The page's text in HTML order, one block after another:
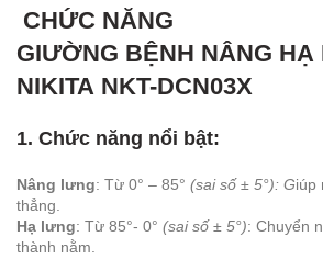
CHỨC NĂNG
GIƯỜNG BỆNH NÂNG HẠ
NIKITA NKT-DCN03X
1. Chức năng nổi bật:
Nâng lưng: Từ 0° – 85° (sai số ± 5°): Giúp
thẳng.
Hạ lưng: Từ 85°- 0° (sai số ± 5°): Chuyển
thành nằm.